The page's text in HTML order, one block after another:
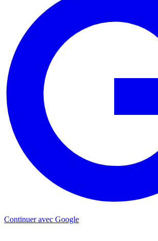
Continuer avec Google